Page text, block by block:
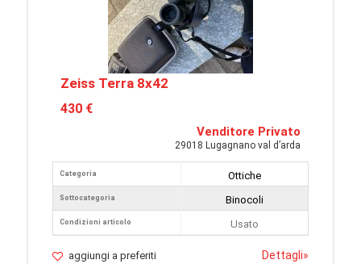
Zeiss Terra 8x42
430 €
Venditore Privato
29018 Lugagnano val d’arda
Categoria
Sottocategoria
Condizioni articolo
Ottiche
Binocoli
Usato
aggiungi a preferiti Dettagli»